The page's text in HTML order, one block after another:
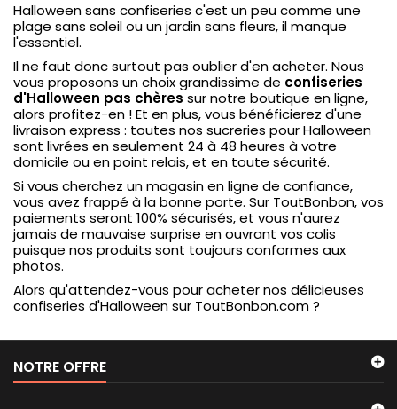
Halloween sans confiseries c'est un peu comme une
plage sans soleil ou un jardin sans fleurs, il manque
l'essentiel.
Il ne faut donc surtout pas oublier d'en acheter. Nous
vous proposons un choix grandissime de confiseries
d'Halloween pas chères sur notre boutique en ligne,
alors profitez-en ! Et en plus, vous bénéficierez d'une
livraison express : toutes nos sucreries pour Halloween
sont livrées en seulement 24 à 48 heures à votre
domicile ou en point relais, et en toute sécurité.
Si vous cherchez un magasin en ligne de confiance,
vous avez frappé à la bonne porte. Sur ToutBonbon, vos
paiements seront 100% sécurisés, et vous n'aurez
jamais de mauvaise surprise en ouvrant vos colis
puisque nos produits sont toujours conformes aux
photos.
Alors qu'attendez-vous pour acheter nos délicieuses
confiseries d'Halloween sur ToutBonbon.com ?
NOTRE OFFRE